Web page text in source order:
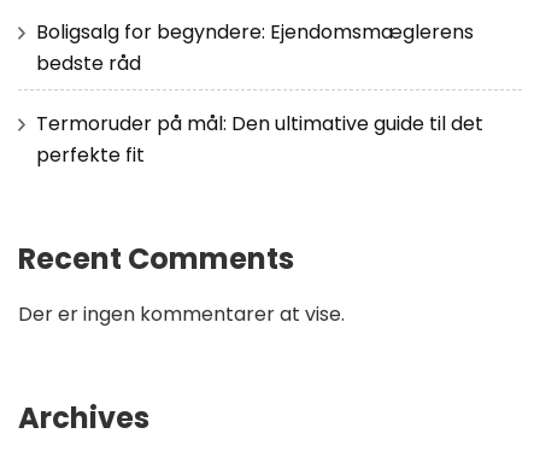
Boligsalg for begyndere: Ejendomsmæglerens
bedste råd
Termoruder på mål: Den ultimative guide til det
perfekte fit
Recent Comments
Der er ingen kommentarer at vise.
Archives